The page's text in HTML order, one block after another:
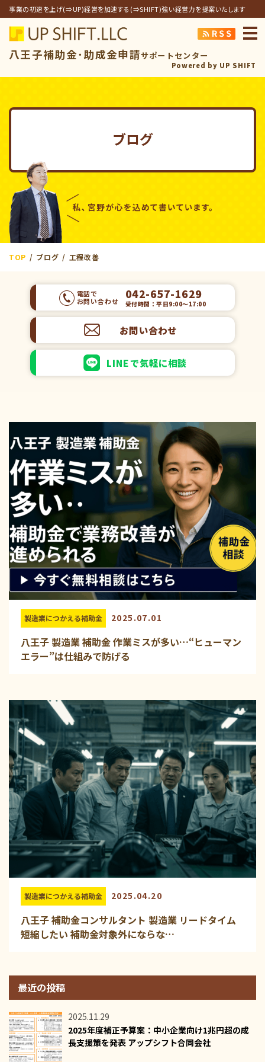
事業の初速を上げ(⇒UP)経営を加速する(⇒SHIFT)強い経営力を提案いたします
アップシフト合
八王子補助金･助成金申請サポートセンター
Powered by UP SHIFT
ブログ
TOP ブログ 工程改善
電話で
お問い合わせ
042-657-1629
受付時間：平日9:00～17:00
お問い合わせ
LINEで気軽に相談
製造業につかえる補助金 2025.07.01
八王子 製造業 補助金 作業ミスが多い…“ヒューマン
エラー”は仕組みで防げる
製造業につかえる補助金 2025.04.20
八王子 補助金コンサルタント 製造業 リードタイム
短縮したい 補助金対象外にならな…
最近の投稿
2025.11.29
2025年度補正予算案：中小企業向け1兆円超の成
長支援策を発表 アップシフト合同会社